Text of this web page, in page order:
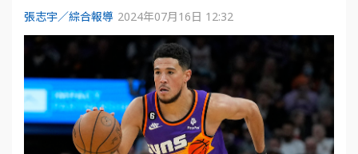
張志宇／綜合報導 2024年07月16日 12:32